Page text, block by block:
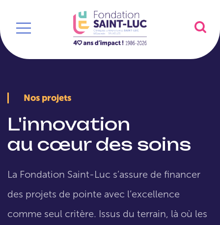
Nos projets
L'innovation
au cœur des soins
La Fondation Saint-Luc s’assure de financer
des projets de pointe avec l’excellence
comme seul critère. Issus du terrain, là où les